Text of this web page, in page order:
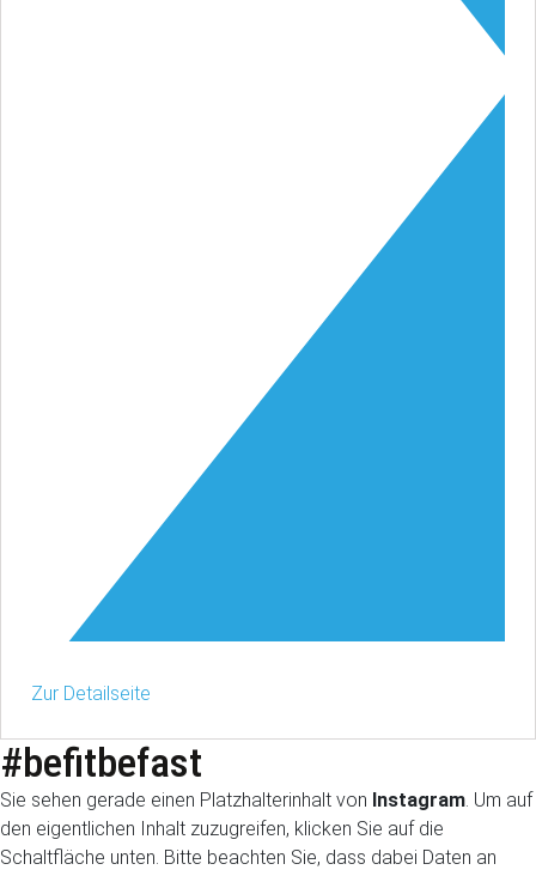
Zur Detailseite
#befitbefast
Sie sehen gerade einen Platzhalterinhalt von Instagram. Um auf
den eigentlichen Inhalt zuzugreifen, klicken Sie auf die
Schaltfläche unten. Bitte beachten Sie, dass dabei Daten an